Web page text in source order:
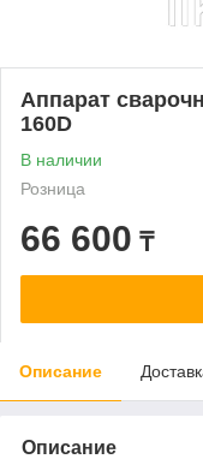
Аппарат
160D
В наличии
Розница
66 600 ₸
Описание
Описание